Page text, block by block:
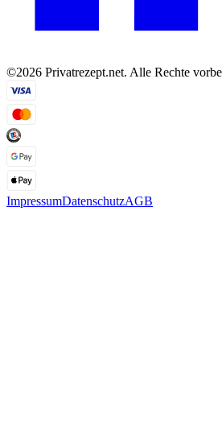
©2026 Privatrezept.net. Alle Rechte
ImpressumDatenschutzAGB